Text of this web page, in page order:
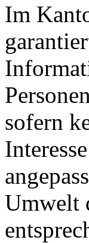
Im
sofern
Umwelt